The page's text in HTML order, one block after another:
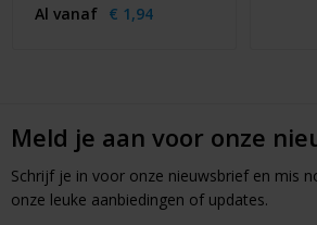
Al vanaf € 1,94
Meld je aan voor onze
Schrijf je in voor onze nieuwsbrief en mis
onze leuke aanbiedingen of updates.